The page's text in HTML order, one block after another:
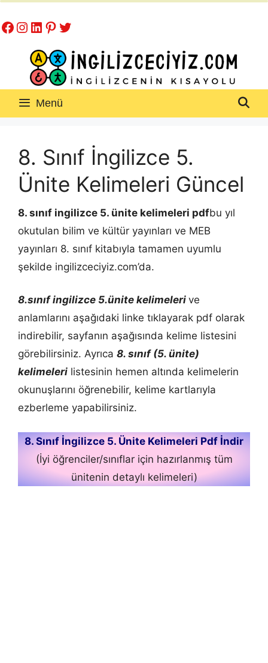
atla
Facebook
Instagram
LinkedIn
Pinterest
Twitter
Menü
8. Sınıf İngilizce 5.
Ünite Kelimeleri Güncel
8. sınıf ingilizce 5. ünite kelimeleri pdfbu yıl
okutulan bilim ve kültür yayınları ve MEB
yayınları 8. sınıf kitabıyla tamamen uyumlu
şekilde ingilizceciyiz.com’da.
8.sınıf ingilizce 5.ünite kelimeleri ve
anlamlarını aşağıdaki linke tıklayarak pdf olarak
indirebilir, sayfanın aşağısında kelime listesini
görebilirsiniz. Ayrıca 8. sınıf (5. ünite)
kelimeleri listesinin hemen altında kelimelerin
okunuşlarını öğrenebilir, kelime kartlarıyla
ezberleme yapabilirsiniz.
8. Sınıf İngilizce 5. Ünite Kelimeleri Pdf İndir
(İyi öğrenciler/sınıflar için hazırlanmış tüm
ünitenin detaylı kelimeleri)